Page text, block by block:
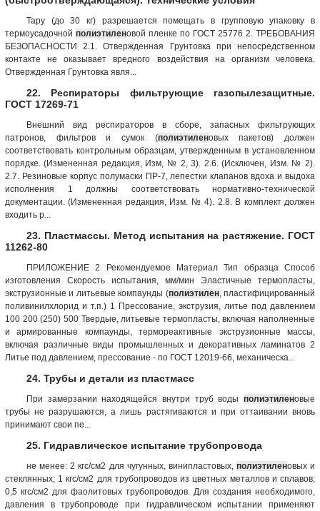
Тару (до 30 кг) разрешается помещать в групповую упаковку в
термоусадочной полиэтиленовой пленке по ГОСТ 25776 2. ТРЕБОВАНИЯ
БЕЗОПАСНОСТИ 2.1. Отвержденная Грунтовка при непосредственном
контакте не оказывает вредного воздействия на организм человека.
Отвержденная Грунтовка явля...
22. Респираторы фильтрующие газопылезащитные.
ГОСТ 17269-71
Внешний вид респираторов в сборе, запасных фильтрующих
патронов, фильтров и сумок (полиэтиленовых пакетов) должен
соответствовать контрольным образцам, утвержденным в установленном
порядке. (Измененная редакция, Изм, № 2, 3). 2.6. (Исключен, Изм. № 2).
2.7. Резиновые корпус полумаски ПР-7, лепестки клапанов вдоха и выдоха
исполнения 1 должны соответствовать нормативно-технической
документации. (Измененная редакция, Изм. № 4). 2.8. В комплект должен
входить р...
23. Пластмассы. Метод испытания на растяжение. ГОСТ
11262-80
ПРИЛОЖЕНИЕ 2 Рекомендуемое Материал Тип образца Способ
изготовления Скорость испытания, мм/мин Эластичные термопласты,
экструзионные и литьевые компаунды (полиэтилен, пластифицированный
поливинилхлорид и т.п.) 1 Прессование, экструзия, литье под давлением
100 200 (250) 500 Твердые, литьевые термопласты, включая наполненные
и армированные компаунды, термореактивные экструзионные массы,
включая различные виды промышленных и декоративных ламинатов 2
Литье под давлением, прессование - по ГОСТ 12019-66, механическа...
24. Трубы и детали из пластмасс
При замерзании находящейся внутри труб воды полиэтиленовые
трубы не разрушаются, а лишь растягиваются и при оттаивании вновь
принимают свои пе...
25. Гидравлическое испытание трубопровода
не менее: 2 кгс/см2 для чугунных, винипластовых, полиэтиленовых и
стеклянных; 1 кгс/см2 для трубопроводов из цветных металлов и сплавов;
0,5 кгс/см2 для фаолитовых трубопроводов. Для создания необходимого,
давления в трубопроводе при гидравлическом испытании применяют